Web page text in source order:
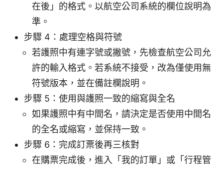
在後」的格式。以航空公司系統的欄位說明為
準。
步驟 4：處理空格與符號
若護照中有連字號或撇號，先檢查航空公司允
許的輸入格式。若系統不接受，改為僅使用無
符號版本，並在備註欄說明。
步驟 5：使用與護照一致的縮寫與全名
如果護照中有中間名，請決定是否使用中間名
的全名或縮寫，並保持一致。
步驟 6：完成訂票後再三核對
在購票完成後，進入「我的訂單」或「行程管